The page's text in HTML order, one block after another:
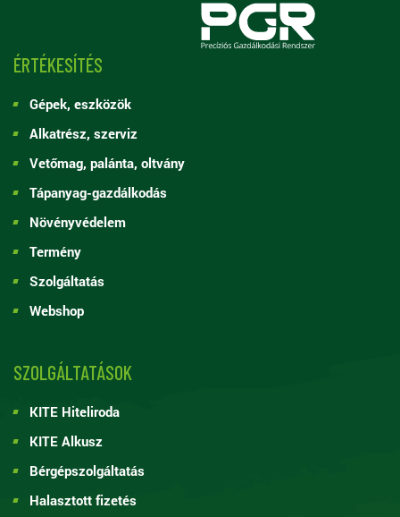
ÉRTÉKESÍTÉS
Gépek, eszközök
Alkatrész, szerviz
Vetőmag, palánta, oltvány
Tápanyag-gazdálkodás
Növényvédelem
Termény
Szolgáltatás
Webshop
SZOLGÁLTATÁSOK
KITE Hiteliroda
KITE Alkusz
Bérgépszolgáltatás
Halasztott fizetés